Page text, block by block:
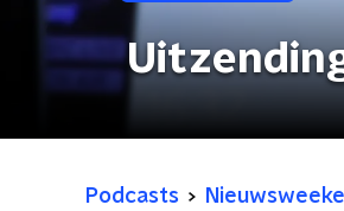
Podcasts